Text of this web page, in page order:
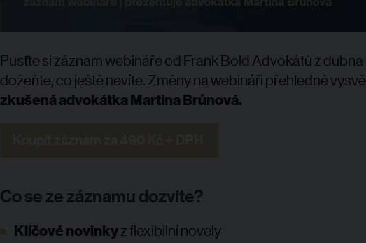
Pusťte si záznam webináře od Frank Bold Advokátů z
dožeňte, co ještě nevíte. Změny na webináři přehledně
zkušená advokátka Martina Brůnová.
Co se ze záznamu dozvíte?
Klíčové novinkyz flexibilní novely